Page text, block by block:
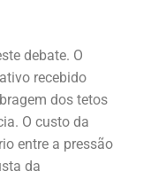
debate. O
recebido
dos tetos
O custo da
entre a pressão
da